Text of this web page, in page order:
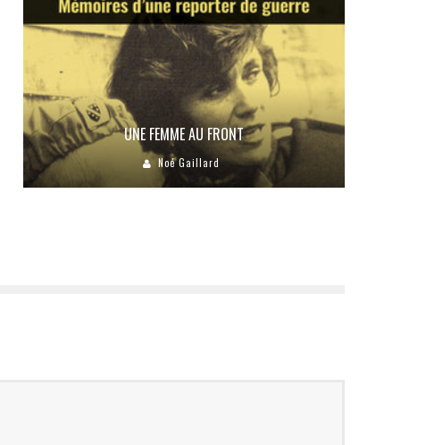
UNE FEMME AU FRONT
Noé Gaillard